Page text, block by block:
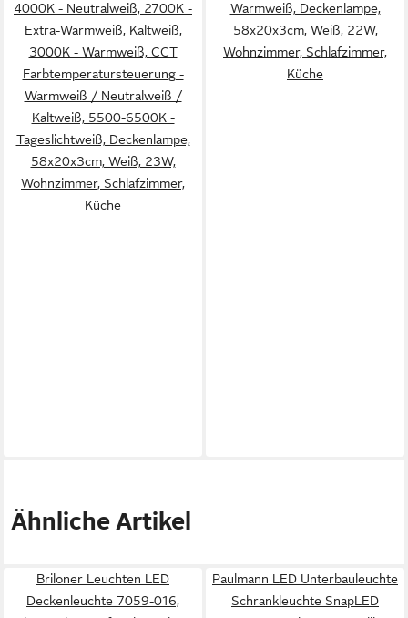
4000K - Neutralweiß, 2700K -
Extra-Warmweiß, Kaltweiß,
3000K - Warmweiß, CCT
Farbtemperatursteuerung -
Warmweiß / Neutralweiß /
Kaltweiß, 5500-6500K -
Tageslichtweiß, Deckenlampe,
58x20x3cm, Weiß, 23W,
Wohnzimmer, Schlafzimmer,
Küche
Warmweiß, Deckenlampe,
58x20x3cm, Weiß, 22W,
Wohnzimmer, Schlafzimmer,
Küche
Ähnliche Artikel
Briloner Leuchten LED
Deckenleuchte 7059-016,
Paulmann LED Unterbauleuchte
Schrankleuchte SnapLED